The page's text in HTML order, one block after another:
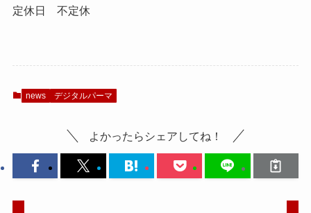
定休日 不定休
news デジタルパーマ
よかったらシェアしてね！